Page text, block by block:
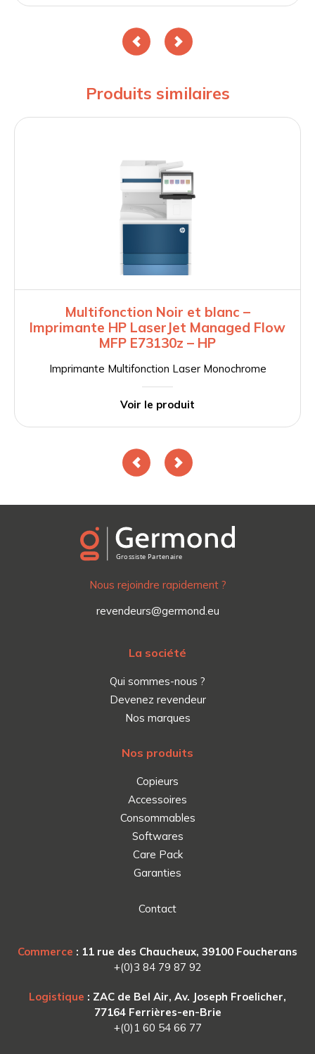
Produits similaires
Multifonction Noir et blanc –
Imprimante HP LaserJet Managed Flow
MFP E73130z – HP
Imprimante Multifonction Laser Monochrome
Voir le produit
Nous rejoindre rapidement ?
revendeurs@germond.eu
La société
Qui sommes-nous ?
Devenez revendeur
Nos marques
Nos produits
Copieurs
Accessoires
Consommables
Softwares
Care Pack
Garanties
Contact
Commerce : 11 rue des Chaucheux, 39100 Foucherans
+(0)3 84 79 87 92
Logistique : ZAC de Bel Air, Av. Joseph Froelicher,
77164 Ferrières-en-Brie
+(0)1 60 54 66 77